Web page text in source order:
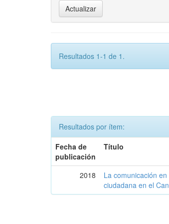
Resultados 1-1 de 1.
Resultados por ítem:
Fecha de
publicación
Título
2018
La comunicación
ciudadana en el